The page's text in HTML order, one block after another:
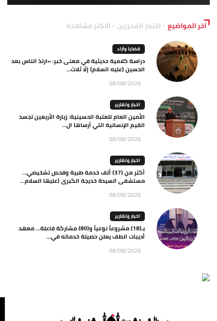
آخر المواضيع اختيار المحررين الاكثر مشاهدة
قضايا وآراء
دراسة كلامية حديثية في معنى خبر: «ارتدّ الناس بعد
الحسين (عليه السلام) إلّا ثلاث...
08/08/2026
اخبار وتقارير
الأمين العام للعتبة الحسينية: زيارة الأربعين تجسد
القيم الإنسانية التي أرساها ال...
08/08/2026
اخبار وتقارير
أكثر من (37) ألف خدمة طبية وفحص تشخيصي…
مستشفى السيدة خديجة الكبرى (عليها السلام...
08/08/2026
اخبار وتقارير
بـ(18) مشروعاً نوعياً و(80) مشاركة فاعلة… معهد
أديبات الطف يعلن حصيلة خدماته في...
08/08/2026